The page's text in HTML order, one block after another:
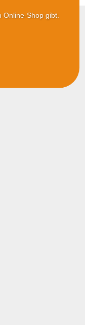
Shop gibt.